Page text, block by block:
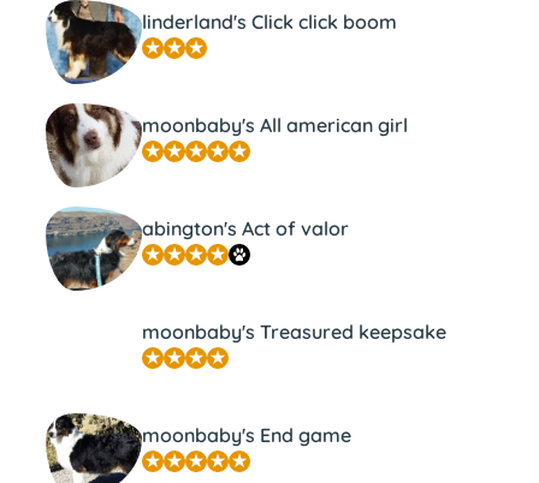
linderland's Click click boom
moonbaby's All american girl
abington's Act of valor
moonbaby's Treasured keepsake
moonbaby's End game